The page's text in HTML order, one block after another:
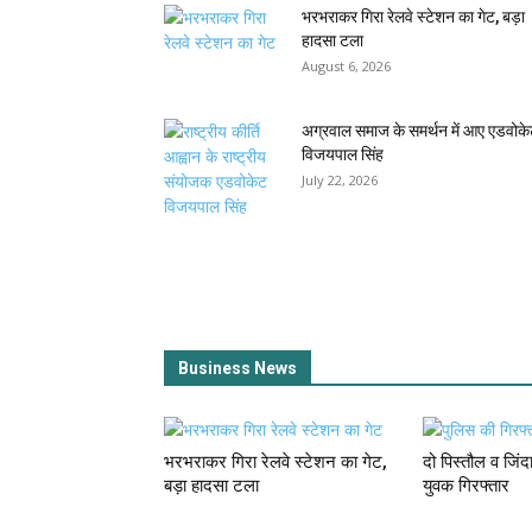
भरभराकर गिरा रेलवे स्टेशन का गेट, बड़ा
हादसा टला
August 6, 2026
अग्रवाल समाज के समर्थन में आए
विजयपाल सिंह
July 22, 2026
Business News
भरभराकर गिरा रेलवे स्टेशन का गेट,
बड़ा हादसा टला
दो पिस्तौल व
युवक गिरफ्तार